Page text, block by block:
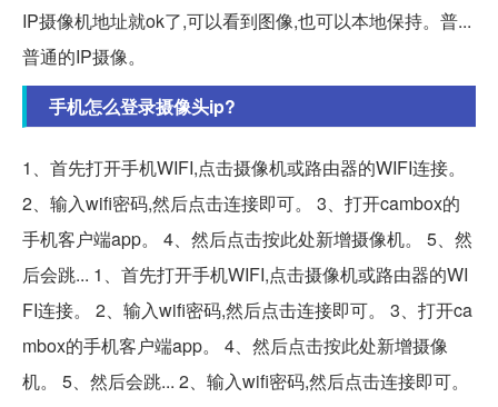
IP摄像机地址就ok了,可以看到图像,也可以本地保持。普...
普通的IP摄像。
手机怎么登录摄像头ip?
1、首先打开手机WIFI,点击摄像机或路由器的WIFI连接。
2、输入wifi密码,然后点击连接即可。 3、打开cambox的
手机客户端app。 4、然后点击按此处新增摄像机。 5、然
后会跳... 1、首先打开手机WIFI,点击摄像机或路由器的WI
FI连接。 2、输入wifi密码,然后点击连接即可。 3、打开ca
mbox的手机客户端app。 4、然后点击按此处新增摄像
机。 5、然后会跳... 2、输入wifi密码,然后点击连接即可。